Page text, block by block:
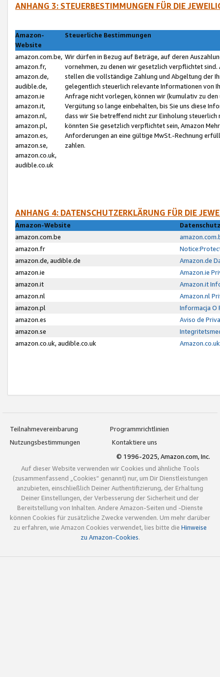
ANHANG 3: STEUERBESTIMMUNGEN FÜR DIE
Amazon-
Website
Steuerliche Bestimmungen
amazon.com.be,
amazon.fr,
amazon.de,
audible.de,
amazon.ie
amazon.it,
amazon.nl,
amazon.pl,
amazon.es,
amazon.se,
amazon.co.uk,
audible.co.uk
Wir dürfen in Bezug auf Beträge, auf deren
vornehmen, zu denen wir gesetzlich verpflichtet
stellen die vollständige Zahlung und Abgeltung der
gelegentlich steuerlich relevante Informationen von
Anfrage nicht vorlegen, können wir (kumulativ zu
Vergütung so lange einbehalten, bis Sie uns diese
dass wir Sie betreffend nicht zur Einholung
könnten Sie gesetzlich verpflichtet sein, Amazon
Anforderungen an eine gültige MwSt.-Rechnung
zahlen.
ANHANG 4: DATENSCHUTZERKLÄRUNG FÜR DIE
Amazon-Website
amazon.com.be
amazon.fr
amazon.de, audible.de
Amazon.de
amazon.ie
Amazon.ie
amazon.it
Amazon.it
amazon.nl
Amazon.nl
amazon.pl
Informacja O
amazon.es
Aviso de
amazon.se
amazon.co.uk, audible.co.uk
Teilnahmevereinbarung
Programmrichtlinien
Nutzungsbestimmungen
Kontaktiere uns
© 1996-2025, Amazon.com, Inc.
Auf dieser Website verwenden wir Cookies und ähnliche Tools
(zusammenfassend „Cookies“ genannt) nur, um Dir Dienstleistungen
anzubieten, einschließlich Deiner Authentifizierung, der Erhaltung
Deiner Einstellungen, der Verbesserung der Sicherheit und der
Bereitstellung von Inhalten. Andere Amazon-Seiten und -Dienste
können Cookies für zusätzliche Zwecke verwenden. Um mehr darüber
zu erfahren, wie Amazon Cookies verwendet, lies bitte die Hinweise
zu Amazon-Cookies.